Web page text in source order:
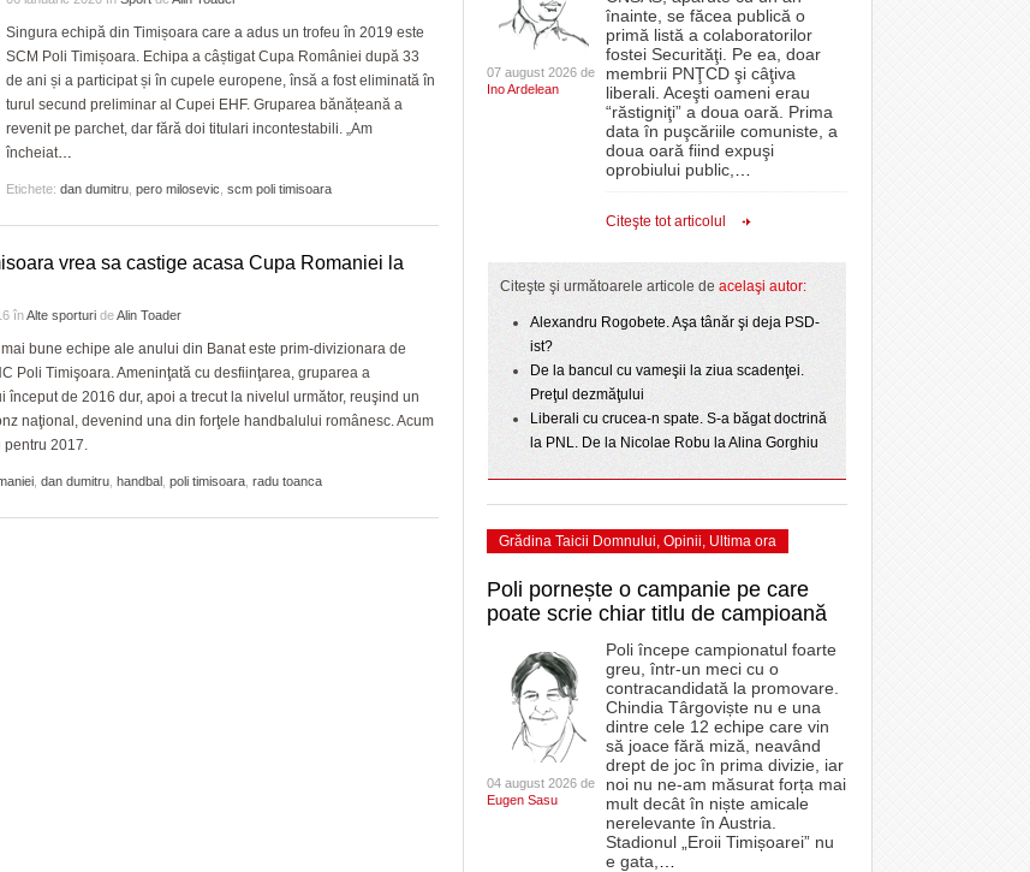
arhitectural din oraș
Timișoara are de luni șase noi cetățeni de
onoare/FOTO - 3 August 2026
View all
mari probleme cu ANI, dar a fost salvat de PSD
şi Ecaterina Andronescu
- acum 2 zile
Sorin Şipoş nu le dă nicio speranţă PSD-iştilor:
“Nu veți câștiga niciodată Timișoara. Nici în
2028, nici în 3028, când Dominic Fritz sigur nu
Neacşu ia apărarea prefectului de Timiş în
Politehnica Timișoara începe Superliga în
deplasare. Când sunt programate derby-urile
pentru play-off- 4 August 2026
Sezonul marilor speranțe! Politehnica atacă
elita cu un meci tare, în care o nou-promovată
dramatic în barajul de promovare
- 3 August 2026
View all
ZIARISTU’ DE
TERASĂ
KIERKEGAARD
CLIPURI VIDEO
JOCURI ONLINE
Filmul „Ultimul ingredient”, o poveste a
Banatului în competiția internațională Food Film
Menu/VIDEO- 5 August 2026
Aflați secretele Timișoarei în cadrul unui nou tur
gratuit organizat de Asociația Turism Alternativ-
View all
proiectelor derulate de instituție din fonduri
europene/FOTO
ANAF oferă persoanelor fizice posibilitatea să
beneficieze de Declarația Unică 212
precompletată- 25 November 2025
CLIPURI VIDEO
JOCURI ONLINE
DIVERSE
FARMACII DIN
TIMIŞOARA
HARTA TIMIŞOAREI
LICEE, ŞCOLI ŞI
SFATUL MEDICULUI
Singura echipă din Timișoara care a adus un trofeu în 2019 este
SCM Poli Timișoara. Echipa a câștigat Cupa României după 33
de ani și a participat și în cupele europene, însă a fost eliminată în
turul secund preliminar al Cupei EHF. Gruparea bănățeană a
revenit pe parchet, dar fără doi titulari incontestabili. „Am
încheiat…
Etichete: dan dumitru pero milosevic scm poli timisoara
vrea sa castige acasa Cupa Romaniei la
înAlte sporturi deAlin Toader
bune echipe ale anului din Banat este prim-divizionara de
Poli Timişoara. Ameninţată cu desfiinţarea, gruparea a
început de 2016 dur, apoi a trecut la nivelul următor, reuşind un
naţional, devenind una din forţele handbalului românesc. Acum
pentru 2017.
dan dumitru handbal poli timisoara radu toanca
07 august 2026 de
Ino Ardelean
înainte, se făcea publică o
primă listă a colaboratorilor
fostei Securităţi. Pe ea, doar
membrii PNŢCD şi câţiva
liberali. Aceşti oameni erau
“răstigniţi” a doua oară. Prima
data în puşcăriile comuniste, a
doua oară fiind expuşi
oprobiului public,
Citeşte tot articolul
Citeşte şi următoarele articole de acelaşi autor:
Alexandru Rogobete. Aşa tânăr şi deja PSD-
ist?
De la bancul cu vameşii la ziua scadenţei.
Preţul dezmăţului
Liberali cu crucea-n spate. S-a băgat doctrină
la PNL. De la Nicolae Robu la Alina Gorghiu
Grădina Taicii Domnului, Opinii, Ultima ora
Poli pornește o campanie pe care
poate scrie chiar titlu de campioană
04 august 2026 de
Eugen Sasu
Poli începe campionatul foarte
greu, într-un meci cu o
contracandidată la promovare.
Chindia Târgoviște nu e una
dintre cele 12 echipe care vin
să joace fără miză, neavând
drept de joc în prima divizie, iar
noi nu ne-am măsurat forța mai
mult decât în niște amicale
nerelevante în Austria.
Stadionul „Eroii Timișoarei” nu
e gata,